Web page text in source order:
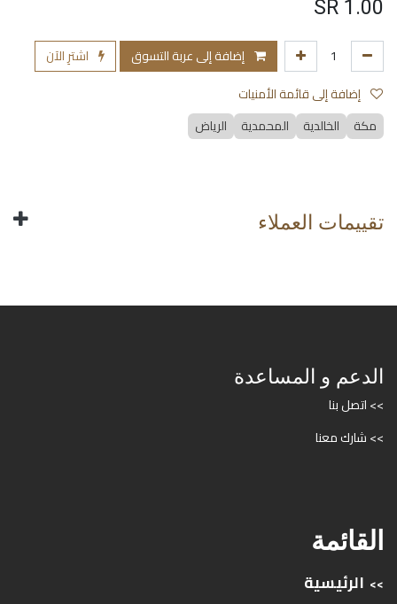
1.00
إضافة إلى عربة التسوق
اشترِ الآن
مكة
الخالدية المحمدية الرياض
تقييمات العملاء
الدعم و المساعدة
>> اتصل بنا
>> شارك معنا
القائمة
>> الرئيسية